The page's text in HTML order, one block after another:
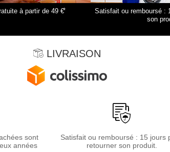
à partir de 49 €*
Satisfait ou remboursé :
son
LIVRAISON
sont
années
Satisfait ou remboursé : 15 jours
retourner son produit.